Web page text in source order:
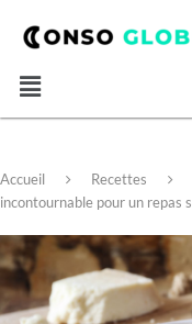
Accueil Recettes
incontournable pour un repas